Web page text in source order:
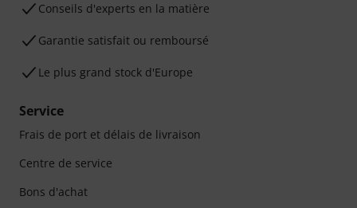
Conseils d'experts en la matière
Garantie satisfait ou remboursé
Le plus grand stock d'Europe
Service
Frais de port et délais de livraison
Centre de service
Bons d'achat